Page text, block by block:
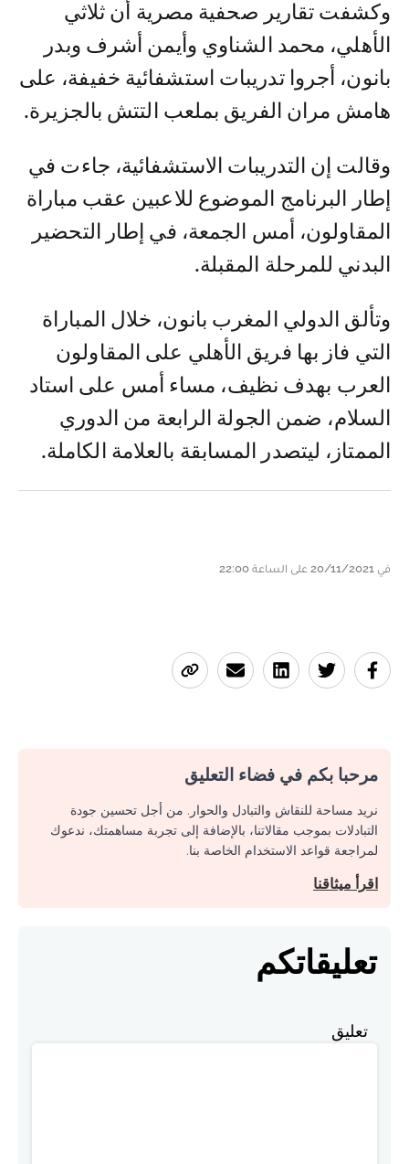
وكشفت تقارير صحفية مصرية أن ثلاثي
الأهلي، محمد الشناوي وأيمن أشرف وبدر
بانون، أجروا تدريبات استشفائية خفيفة، على
هامش مران الفريق بملعب التتش بالجزيرة.
وقالت إن التدريبات الاستشفائية، جاءت في
إطار البرنامج الموضوع للاعبين عقب مباراة
المقاولون، أمس الجمعة، في إطار التحضير
البدني للمرحلة المقبلة.
وتألق الدولي المغرب بانون، خلال المباراة
التي فاز بها فريق الأهلي على المقاولون
العرب بهدف نظيف، مساء أمس على استاد
السلام، ضمن الجولة الرابعة من الدوري
الممتاز، ليتصدر المسابقة بالعلامة الكاملة.
في 20/11/2021 على الساعة 22:00
مرحبا بكم في فضاء التعليق
نريد مساحة للنقاش والتبادل والحوار. من أجل تحسين جودة
التبادلات بموجب مقالاتنا، بالإضافة إلى تجربة مساهمتك، ندعوك
لمراجعة قواعد الاستخدام الخاصة بنا.
اقرأ ميثاقنا
تعليقاتكم
تعليق